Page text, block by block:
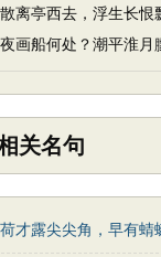
离亭西去，浮生长恨
画船何处？潮平淮月
关名句
才露尖尖角，早有蜻